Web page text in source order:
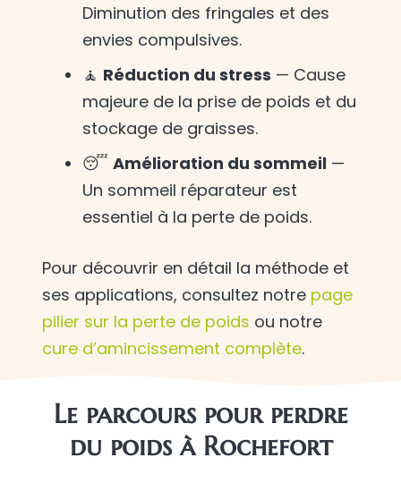
Diminution des fringales et des
envies compulsives.
🧘 Réduction du stress — Cause
majeure de la prise de poids et du
stockage de graisses.
😴 Amélioration du sommeil —
Un sommeil réparateur est
essentiel à la perte de poids.
Pour découvrir en détail la méthode et
ses applications, consultez notre page
pilier sur la perte de poids ou notre
cure d’amincissement complète.
Le parcours pour perdre
du poids à Rochefort